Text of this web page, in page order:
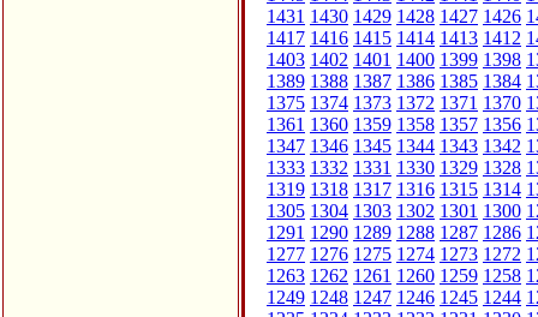
1431 1430 1429 1428 1427 1426
1417 1416 1415 1414 1413 1412
1403 1402 1401 1400 1399 1398
1389 1388 1387 1386 1385 1384
1375 1374 1373 1372 1371 1370
1361 1360 1359 1358 1357 1356
1347 1346 1345 1344 1343 1342
1333 1332 1331 1330 1329 1328
1319 1318 1317 1316 1315 1314
1305 1304 1303 1302 1301 1300
1291 1290 1289 1288 1287 1286
1277 1276 1275 1274 1273 1272
1263 1262 1261 1260 1259 1258
1249 1248 1247 1246 1245 1244